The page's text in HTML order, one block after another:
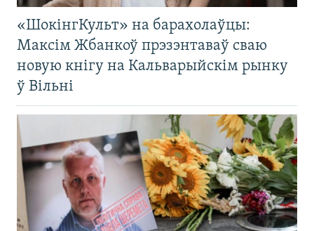
«ШокінгКульт» на барахолаўцы:
Максім Жбанкоў прэзэнтаваў сваю
новую кнігу на Кальварыйскім рынку
ў Вільні